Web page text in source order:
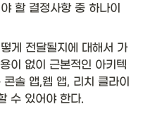
할 결정사항 중 하나이
게 전달될지에 대해서 가
이 없이 근본적인 아키텍
솔 앱,웹 앱, 리치 클라이
수 있어야 한다.